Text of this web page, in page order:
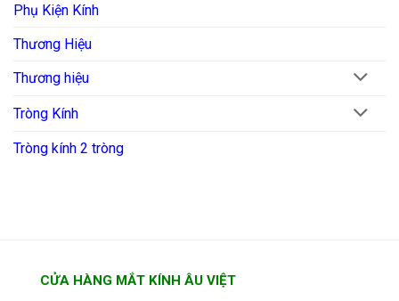
Phụ Kiện Kính
Thương Hiệu
Thương hiệu
Tròng Kính
Tròng kính 2 tròng
CỬA HÀNG MẮT KÍNH ÂU VIỆT